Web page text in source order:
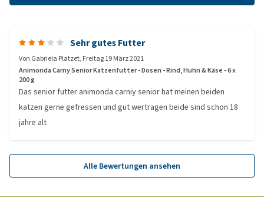
Sehr gutes Futter
Von Gabriela Platzet, Freitag 19 März 2021
Animonda Carny Senior Katzenfutter - Dosen - Rind, Huhn & Käse - 6 x
200 g
Das senior futter animonda carniy senior hat meinen beiden
katzen gerne gefressen und gut wertragen beide sind schon 18
jahre alt
Alle Bewertungen ansehen